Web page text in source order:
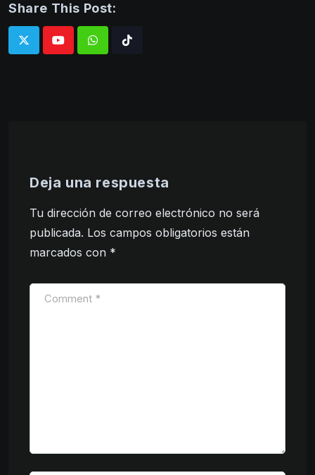
Share This Post:
WhatsappTiktok
Deja una respuesta
Tu dirección de correo electrónico no será
publicada. Los campos obligatorios están
marcados con *